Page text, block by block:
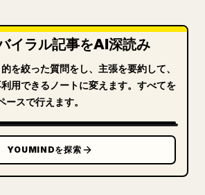
イラル記事をAI深読み
を絞った質問をし、主張を要約して、
用できるノートに変えます。すべてを
スで行えます。
YOUMINDを探索